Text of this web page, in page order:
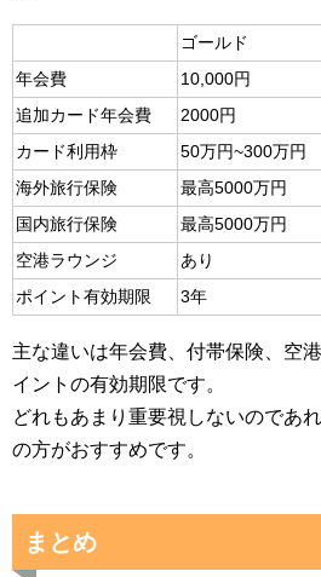
ゴールド
年会費
10,000円
追加カード年会費
2000円
カード利用枠
50万円~300万円
海外旅行保険
最高5000万円
国内旅行保険
最高5000万円
空港ラウンジ
あり
ポイント有効期限
3年
主な違いは年会費、付帯保険、空
イントの有効期限です。
どれもあまり重要視しないのであ
の方がおすすめです。
まとめ